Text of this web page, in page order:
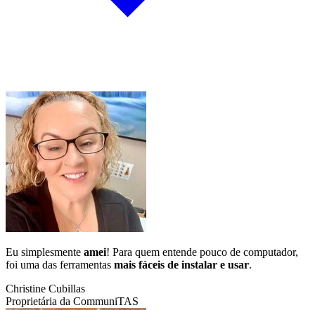
Eu simplesmente amei! Para quem entende pouco de computador,
foi uma das ferramentas mais fáceis de instalar e usar.
Christine Cubillas
Proprietária da CommuniTAS